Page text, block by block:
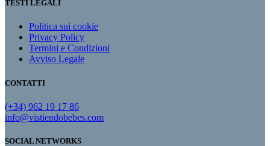
TESTI LEGALI
Politica sui cookie
Privacy Policy
Termini e Condizioni
Avviso Legale
CONTATTI
(+34) 962 19 17 86
info@vistiendobebes.com
SOCIAL NETWORKS